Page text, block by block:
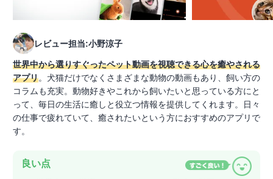
レビュー担当:小野涼子
世界中から選りすぐったペット動画を視聴できる心を癒やされる
アプリ。犬猫だけでなくさまざまな動物の動画もあり、飼い方の
コラムも充実。動物好きやこれから飼いたいと思っている方にと
って、毎日の生活に癒しと役立つ情報を提供してくれます。日々
の仕事で疲れていて、癒されたいという方におすすめのアプリで
す。
良い点